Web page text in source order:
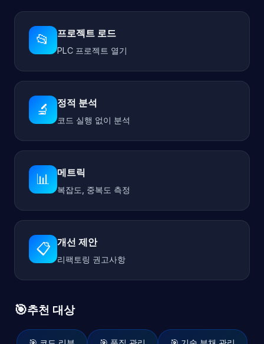
📂 프로젝트 로드
PLC 프로젝트 열기
🔬 정적 분석
코드 실행 없이 분석
📊 메트릭
복잡도, 중복도 측정
📋 개선 제안
리팩토링 권고사항
🎯추천 대상